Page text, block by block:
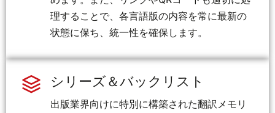
理することで、各言語版の内容を常に最新の
状態に保ち、統一性を確保します。
シリーズ＆バックリスト
出版業界向けに特別に構築された翻訳メモリ